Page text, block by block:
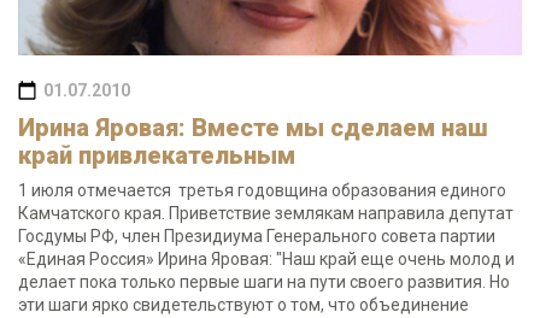
01.07.2010
Ирина Яровая: Вместе мы сделаем наш
край привлекательным
1 июля отмечается третья годовщина образования единого
Камчатского края. Приветствие землякам направила депутат
Госдумы РФ, член Президиума Генерального совета партии
«Единая Россия» Ирина Яровая: "Наш край еще очень молод и
делает пока только первые шаги на пути своего развития. Но
эти шаги ярко свидетельствуют о том, что объединение